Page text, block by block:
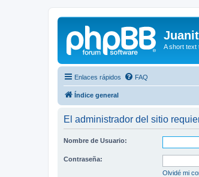
A short text
Enlaces rápidos FAQ
Índice general
El administrador del sitio
Nombre de Usuario:
Contraseña:
Olvidé mi